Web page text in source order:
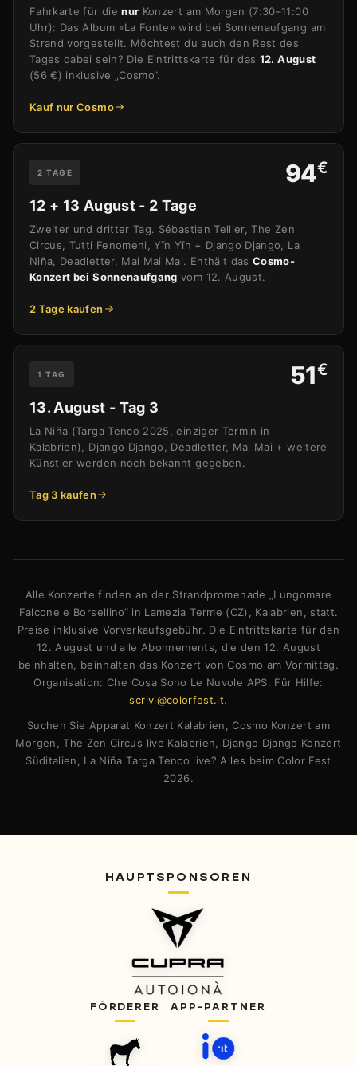
Fahrkarte für dienur Konzert am Morgen (7:30–11:00
Uhr): Das Album «La Fonte» wird bei Sonnenaufgang am
Strand vorgestellt. Möchtest du auch den Rest des
Tages dabei sein? Die Eintrittskarte für das 12. August
(56 €) inklusive „Cosmo“.
Kauf nur Cosmo
2 TAGE 94€
12 + 13 August - 2 Tage
Zweiter und dritter Tag. Sébastien Tellier, The Zen
Circus, Tutti Fenomeni, Yīn Yīn + Django Django, La
Niña, Deadletter, Mai Mai Mai. Enthält dasCosmo-
Konzert bei Sonnenaufgang vom 12. August.
2 Tage kaufen
1 TAG 51€
13. August - Tag 3
La Niña (Targa Tenco 2025, einziger Termin in
Kalabrien), Django Django, Deadletter, Mai Mai + weitere
Künstler werden noch bekannt gegeben.
Tag 3 kaufen
Alle Konzerte finden an der Strandpromenade „Lungomare
Falcone e Borsellino“ in Lamezia Terme (CZ), Kalabrien, statt.
Preise inklusive Vorverkaufsgebühr. Die Eintrittskarte für den
12. August und alle Abonnements, die den 12. August
beinhalten, beinhalten das Konzert von Cosmo am Vormittag.
Organisation: Che Cosa Sono Le Nuvole APS. Für Hilfe:
scrivi@colorfest.it.
Suchen Sie Apparat Konzert Kalabrien, Cosmo Konzert am
Morgen, The Zen Circus live Kalabrien, Django Django Konzert
Süditalien, La Niña Targa Tenco live? Alles beim Color Fest
2026.
HAUPTSPONSOREN
FÖRDERER APP-PARTNER